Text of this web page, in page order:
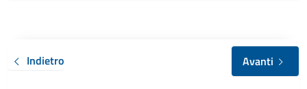
Indietro Avanti